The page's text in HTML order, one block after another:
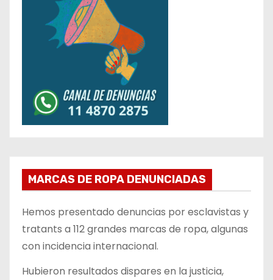
MARCAS DE ROPA DENUNCIADAS
Hemos presentado denuncias por esclavistas y
tratants a 112 grandes marcas de ropa, algunas
con incidencia internacional.
Hubieron resultados dispares en la justicia,